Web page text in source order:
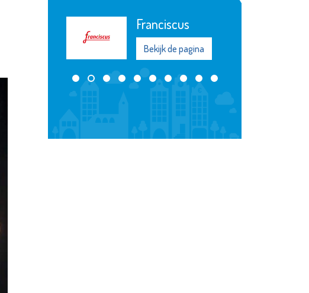
Franciscus
Bekijk de pagina